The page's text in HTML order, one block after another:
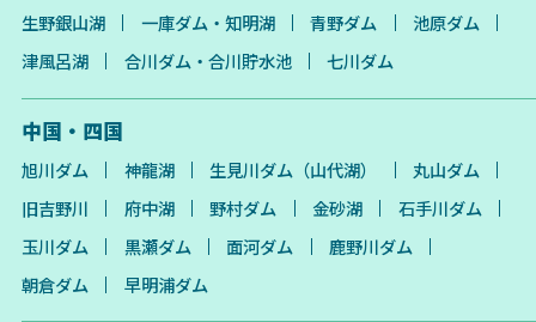
生野銀山湖
一庫ダム・知明湖 青野ダム
池原ダム
津風呂湖
合川ダム・合川貯水池 七川ダム
中国・四国
旭川ダム 神龍湖 生見川ダム（山代湖）
丸山ダム
旧吉野川
府中湖 野村ダム 金砂湖
石手川ダム
玉川ダム
黒瀬ダム 面河ダム
鹿野川ダム
朝倉ダム
早明浦ダム